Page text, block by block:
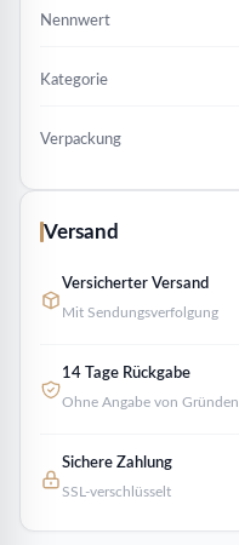
Nennwert
Kategorie
Verpackung
Versand
Versicherter Versand
Mit Sendungsverfolgung
14 Tage Rückgabe
Ohne Angabe von Gründen
Sichere Zahlung
SSL-verschlüsselt